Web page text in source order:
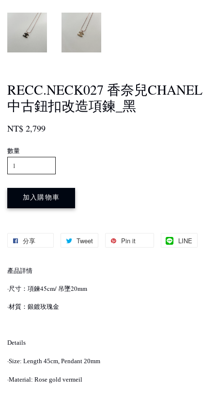
RECC.NECK027 香奈兒CHANEL
中古鈕扣改造項鍊_黑
NT$ 2,799
數量
加入購物車
分享 Tweet Pin it LINE
產品詳情
·尺寸：項鍊45cm/ 吊墜20mm
·材質：銀鍍玫瑰金
Details
·Size: Length 45cm, Pendant 20mm
·Material: Rose gold vermeil